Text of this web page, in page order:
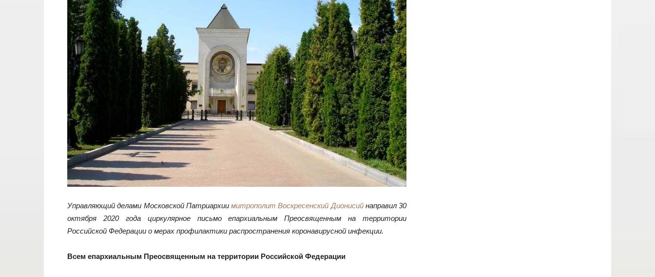
Управляющий делами Московской Патриархии митрополит Воскресенский Дионисийнаправил 30
октября 2020 года циркулярное письмо епархиальным Преосвященным на территории
Российской Федерации о мерах профилактики распространения коронавирусной инфекции.
Всем епархиальным Преосвященным на территории Российской Федерации